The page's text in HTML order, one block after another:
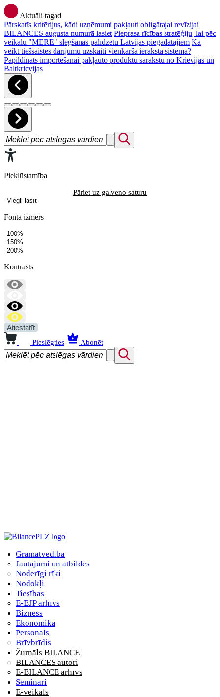
Aktuāli tagad
Pārskatīs kritērijus, kādi uzņēmumi pakļauti obligātajai revīzijai
BILANCES augusta numurā lasiet Pieprasa rīcības stratēģiju, lai pēc
veikalu "MERE" slēgšanas palīdzētu Latvijas piegādātājiem Kā
veikt tiešsaistes darījumu uzskaiti vienkāršā ieraksta sistēmā?
Papildināts importēšanai pakļauto produktu sarakstu no Krievijas un
Baltkrievijas
Piekļūstamība
Pāriet uz galveno saturu
Viegli lasīt
Fonta izmērs
100%
150%
200%
Kontrasts
Atiestatīt
Pieslēgties Abonēt
Grāmatvedība
Jautājumi un atbildes
Noderīgi rīki
Nodokļi
Tiesības
E-BJP arhīvs
Bizness
Ekonomika
Personāls
Brīvbrīdis
Žurnāls BILANCE
BILANCES autori
E-BILANCE arhīvs
Semināri
E-veikals